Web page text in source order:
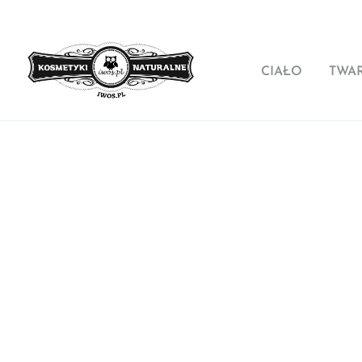
CIAŁO